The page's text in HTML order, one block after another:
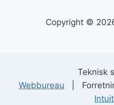
Copyright ©
Teknisk
Webbureau |